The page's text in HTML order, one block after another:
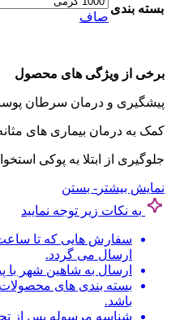
بسته بندی
صاف
برخی از ویژگی های محصول
پیشگیری و درمان سرطان
کمک به درمان بیماری های
جلوگیری از ابتلا به پوکی
نمایش بیشتر - بستن
به نکات زیر توجه نمایید
ارسال می گردد.
ارسال به شاهین شهر با
بسته بندی های محصولات
باشد.
شناسه مرسوله پس از